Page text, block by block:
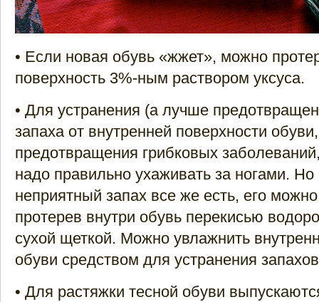
• Если новая обувь «жжет», можно
поверхность 3%-ным раствором уксуса.
• Для устранения (а лучше
запаха от внутренней поверхности обуви,
предотвращения грибковых
надо правильно ухаживать за ногами. Но
неприятный запах все же есть, его можно
протерев внутри обувь перекисью
сухой щеткой. Можно увлажнить
обуви средством для устранения
• Для растяжки тесной обуви